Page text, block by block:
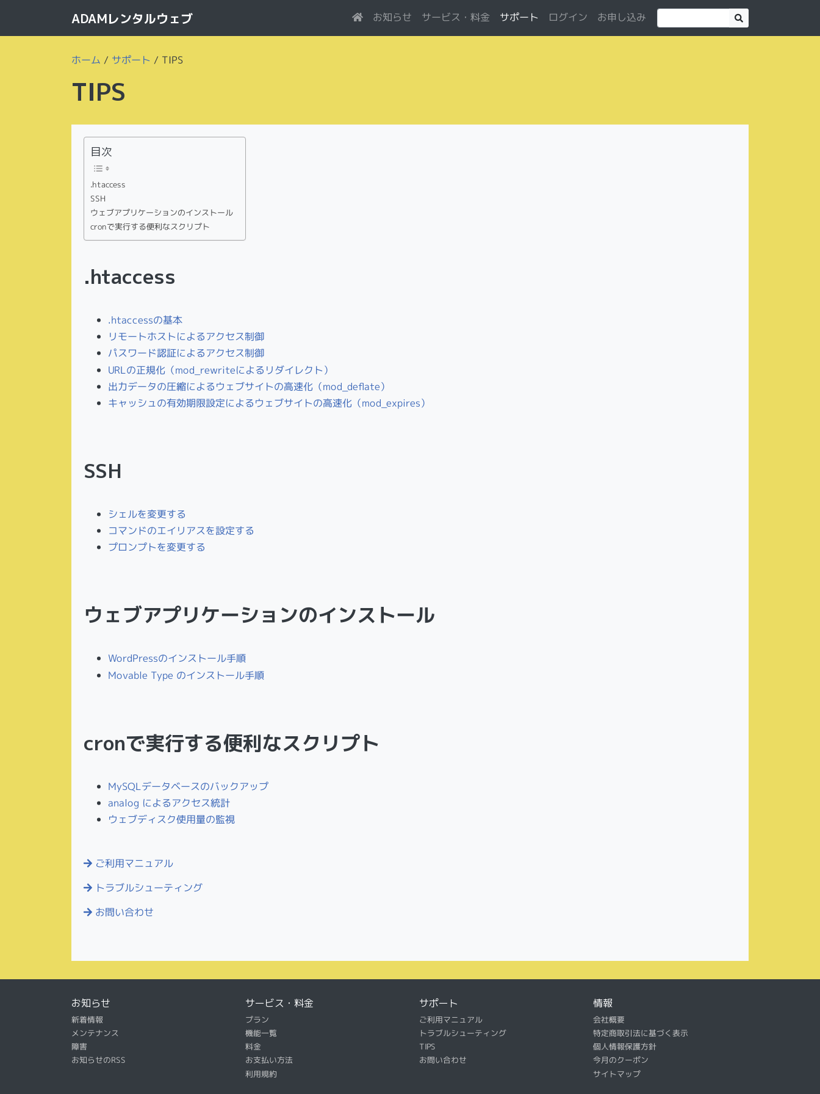
ADAMレンタルウェブ お知らせ サービス・料金 サポート ログイン お申し込み
ホーム / サポート / TIPS
TIPS
目次
.htaccess
SSH
ウェブアプリケーションのインストール
cronで実行する便利なスクリプト
.htaccess
.htaccessの基本
リモートホストによるアクセス制御
パスワード認証によるアクセス制御
URLの正規化（mod_rewriteによるリダイレクト）
出力データの圧縮によるウェブサイトの高速化（mod_deflate）
キャッシュの有効期限設定によるウェブサイトの高速化（mod_expires）
SSH
シェルを変更する
コマンドのエイリアスを設定する
プロンプトを変更する
ウェブアプリケーションのインストール
WordPressのインストール手順
Movable Type のインストール手順
cronで実行する便利なスクリプト
MySQLデータベースのバックアップ
analog によるアクセス統計
ウェブディスク使用量の監視
ご利用マニュアル
トラブルシューティング
お問い合わせ
お知らせ
新着情報
メンテナンス
障害
お知らせのRSS
サービス・料金
プラン
機能一覧
料金
お支払い方法
利用規約
サポート
ご利用マニュアル
トラブルシューティング
TIPS
お問い合わせ
情報
会社概要
特定商取引法に基づく表示
個人情報保護方針
今月のクーポン
サイトマップ